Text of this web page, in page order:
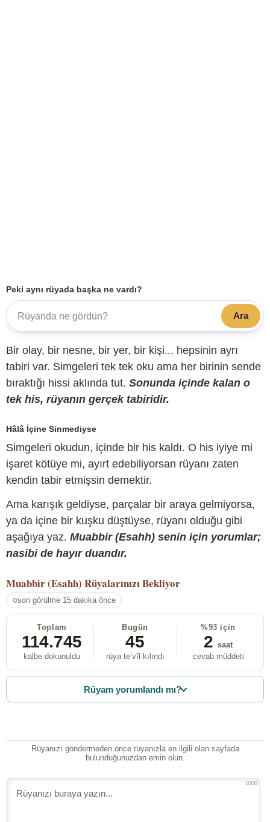
Peki aynı rüyada başka ne vardı?
Ara
Bir olay, bir nesne, bir yer, bir kişi... hepsinin ayrı
tabiri var. Simgeleri tek tek oku ama her birinin sende
bıraktığı hissi aklında tut. Sonunda içinde kalan o
tek his, rüyanın gerçek tabiridir.
Hâlâ İçine Sinmediyse
Simgeleri okudun, içinde bir his kaldı. O his iyiye mi
işaret kötüye mi, ayırt edebiliyorsan rüyanı zaten
kendin tabir etmişsin demektir.
Ama karışık geldiyse, parçalar bir araya gelmiyorsa,
ya da içine bir kuşku düştüyse, rüyanı olduğu gibi
aşağıya yaz. Muabbir (Esahh) senin için yorumlar;
nasibi de hayır duandır.
Muabbir (Esahh) Rüyalarınızı Bekliyor
son görülme 15 dakika önce
Toplam
114.745
kalbe dokunuldu
Bugün
45
rüya te’vîl kılındı
%93 için
2 saat
cevab müddeti
Rüyam yorumlandı mı?
Rüyanızı göndermeden önce rüyanızla en ilgili olan sayfada
bulunduğunuzdan emin olun.
1000